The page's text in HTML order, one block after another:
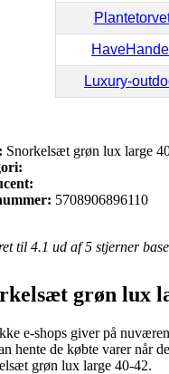
Luxury-
Snorkelsæt grøn lux large
5708906896110
til 4.1 ud af 5 stjerner
grøn lux
e-shops giver på
hente de købte varer når
grøn lux large 40-42.